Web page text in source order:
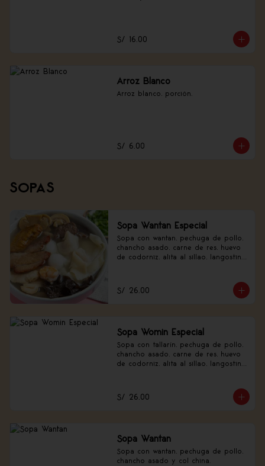
S/ 16.00
Arroz Blanco
Arroz blanco, porción.
S/ 6.00
SOPAS
Sopa Wantan Especial
Sopa con wantan, pechuga de pollo,
chancho asado, carne de res, huevo
de codorniz, alita al sillao, langostino
S/ 26.00
Sopa Womin Especial
Sopa con tallarín, pechuga de pollo,
chancho asado, carne de res, huevo
de codorniz, alita al sillao, langostino
S/ 26.00
Sopa Wantan
Sopa con wantan, pechuga de pollo,
chancho asado y col china.